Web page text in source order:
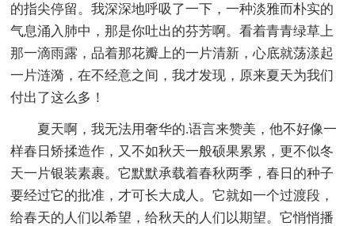
的指尖停留。我深深地呼吸了一下，一种淡雅而朴实的
气息涌入肺中，那是你吐出的芬芳啊。看着青青绿草上
那一滴雨露，品着那花瓣上的一片清新，心底就荡漾起
一片涟漪，在不经意之间，我才发现，原来夏天为我们
付出了这么多！
夏天啊，我无法用奢华的.语言来赞美，他不好像一
样春日矫揉造作，又不如秋天一般硕果累累，更不似冬
天一片银装素裹。它默默承载着春秋两季，春日的种子
要经过它的批准，才可长大成人。它就如一个过渡段，
给春天的人们以希望，给秋天的人们以期望。它悄悄播